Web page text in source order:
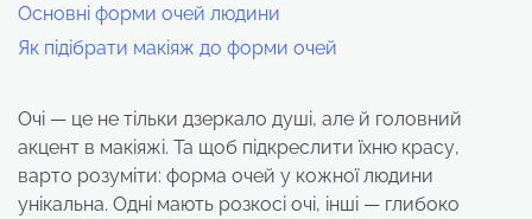
Основні форми очей людини
Як підібрати макіяж до форми очей
Очі — це не тільки дзеркало душі, але й головний
акцент в макіяжі. Та щоб підкреслити їхню красу,
варто розуміти: форма очей у кожної людини
унікальна. Одні мають розкосі очі, інші — глибоко